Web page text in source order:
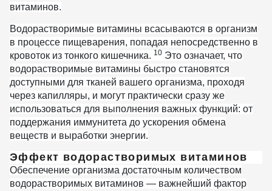
витаминов.
Водорастворимые витамины всасываются в организм
в процессе пищеварения, попадая непосредственно в
кровоток из тонкого кишечника. 10 Это означает, что
водорастворимые витамины быстро становятся
доступными для тканей вашего организма, проходя
через капилляры, и могут практически сразу же
использоваться для выполнения важных функций: от
поддержания иммунитета до ускорения обмена
веществ и выработки энергии.
Эффект водорастворимых витаминов
Обеспечение организма достаточным количеством
водорастворимых витаминов — важнейший фактор